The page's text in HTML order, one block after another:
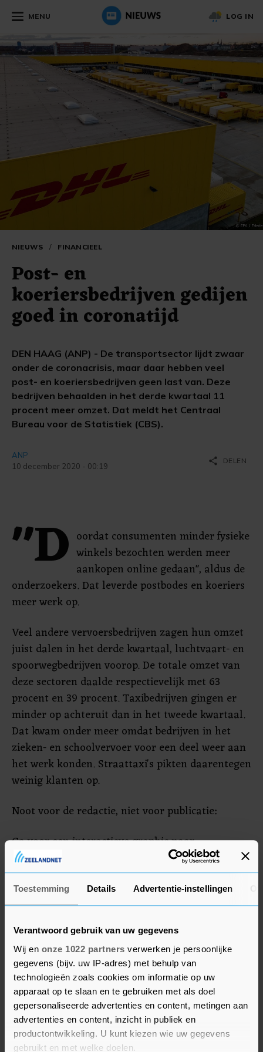
Toestemming Details Advertentie-instellingen
Verantwoord gebruik van uw gegevens
Wij en onze 1022 partners verwerken je persoonlijke
gegevens (bijv. uw IP-adres) met behulp van
technologieën zoals cookies om informatie op uw
apparaat op te slaan en te gebruiken met als doel
gepersonaliseerde advertenties en content, metingen aan
advertenties en content, inzicht in publiek en
productontwikkeling. U kunt kiezen wie uw gegevens
gebruikt en met welke doelen.
MENU LOG IN
NIEUWS / FINANCIEEL
Post- en
koeriersbedrijven gedijen
goed in coronatijd
DEN HAAG (ANP) - De transportsector lijdt zwaar
onder de coronacrisis, maar daar hebben veel
post- en koeriersbedrijven geen last van. Deze
bedrijven behaalden in het derde kwartaal 11
procent meer omzet. Dat meldt het Centraal
Bureau voor de Statistiek (CBS).
ANP
10 december 2020 - 00:19
share DELEN
"D oordat consumenten minder fysieke
winkels bezochten werden meer
aankopen online gedaan", aldus de
onderzoekers. Dat leverde postbodes en koeriers
meer werk op.
Veel andere vervoersbedrijven zagen hun omzet
juist dalen in het derde kwartaal, luchtvaart- en
spoorwegbedrijven voorop. De totale omzet van
deze sectoren daalde respectievelijk met 63
procent en 39 procent. Taxibedrijven gingen er
minder op achteruit dan in het tweede kwartaal.
Dat kwam onder meer omdat bedrijven in het
zieken- en schoolvervoer voor een deel weer aan
het werk konden. Straattaxi's pikten daarentegen
weinig klanten op.
Noot voor de redactie, niet voor publicatie:
Ga voor een interactieve graphic naar
https://t.localfocus.nl/anp/?89f1076. De graphic is
opgemaakt in uw huisstijl en in formats voor
print en online. De graphic wordt aangeboden
aan klanten van de graphicsdienst van het ANP
en LocalFocus.